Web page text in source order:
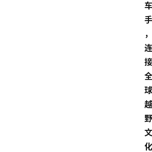
车
手
，
连
接
全
球
越
野
文
化